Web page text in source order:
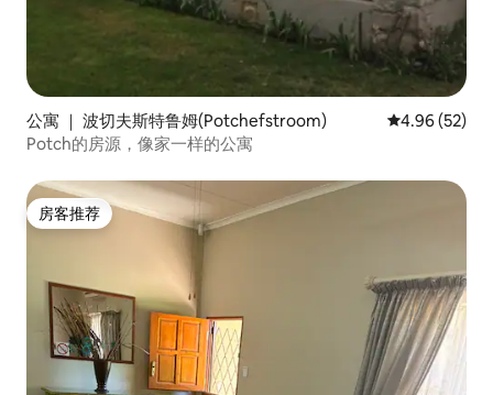
公寓 ｜ 波切夫斯特鲁姆(Potchefstroom) 平均评分
4.96 (52)
Potch的房源，像家一样的公寓
房客推荐
房客推荐